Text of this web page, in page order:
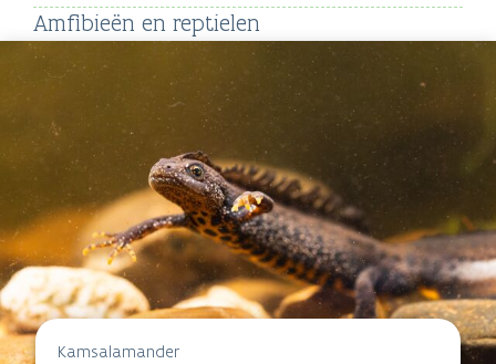
Amfibieën en reptielen
Kamsalamander